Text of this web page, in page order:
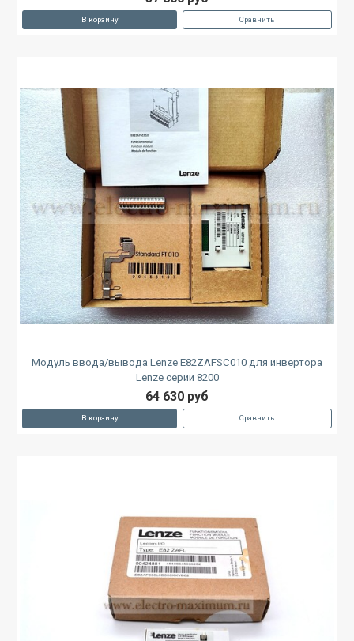
В корзину Сравнить
Модуль ввода/вывода Lenze E82ZAFSC010 для инвертора
Lenze серии 8200
64 630 руб
В корзину Сравнить